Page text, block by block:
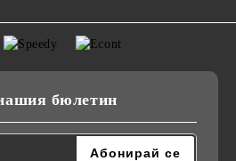
бюлетин